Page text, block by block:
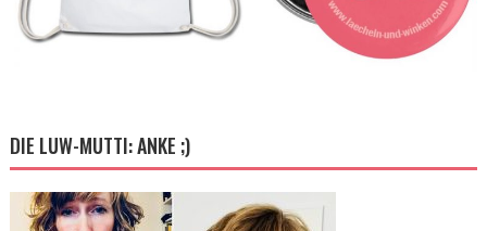
DIE LUW-MUTTI: ANKE ;)